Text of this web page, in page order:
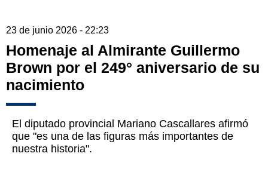
23 de junio 2026 - 22:23
Homenaje al Almirante Guillermo
Brown por el 249° aniversario de su
nacimiento
El diputado provincial Mariano Cascallares afirmó
que "es una de las figuras más importantes de
nuestra historia".